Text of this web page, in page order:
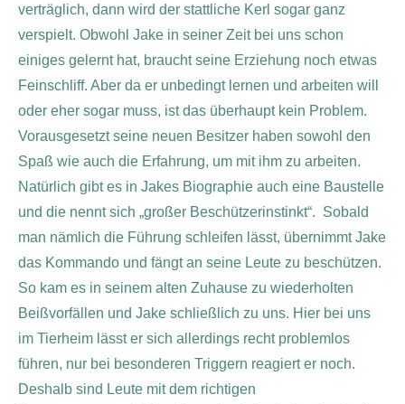
verträglich, dann wird der stattliche Kerl sogar ganz
verspielt. Obwohl Jake in seiner Zeit bei uns schon
einiges gelernt hat, braucht seine Erziehung noch etwas
Feinschliff. Aber da er unbedingt lernen und arbeiten will
oder eher sogar muss, ist das überhaupt kein Problem.
Vorausgesetzt seine neuen Besitzer haben sowohl den
Spaß wie auch die Erfahrung, um mit ihm zu arbeiten.
Natürlich gibt es in Jakes Biographie auch eine Baustelle
und die nennt sich „großer Beschützerinstinkt“. Sobald
man nämlich die Führung schleifen lässt, übernimmt Jake
das Kommando und fängt an seine Leute zu beschützen.
So kam es in seinem alten Zuhause zu wiederholten
Beißvorfällen und Jake schließlich zu uns. Hier bei uns
im Tierheim lässt er sich allerdings recht problemlos
führen, nur bei besonderen Triggern reagiert er noch.
Deshalb sind Leute mit dem richtigen